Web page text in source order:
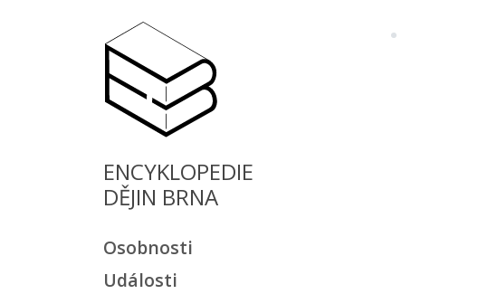
ENCYKLOPEDIE
DĚJIN BRNA
Osobnosti
Události